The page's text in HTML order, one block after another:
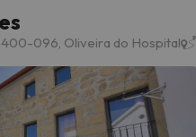
Berghotels
096, Oliveira do Hospital